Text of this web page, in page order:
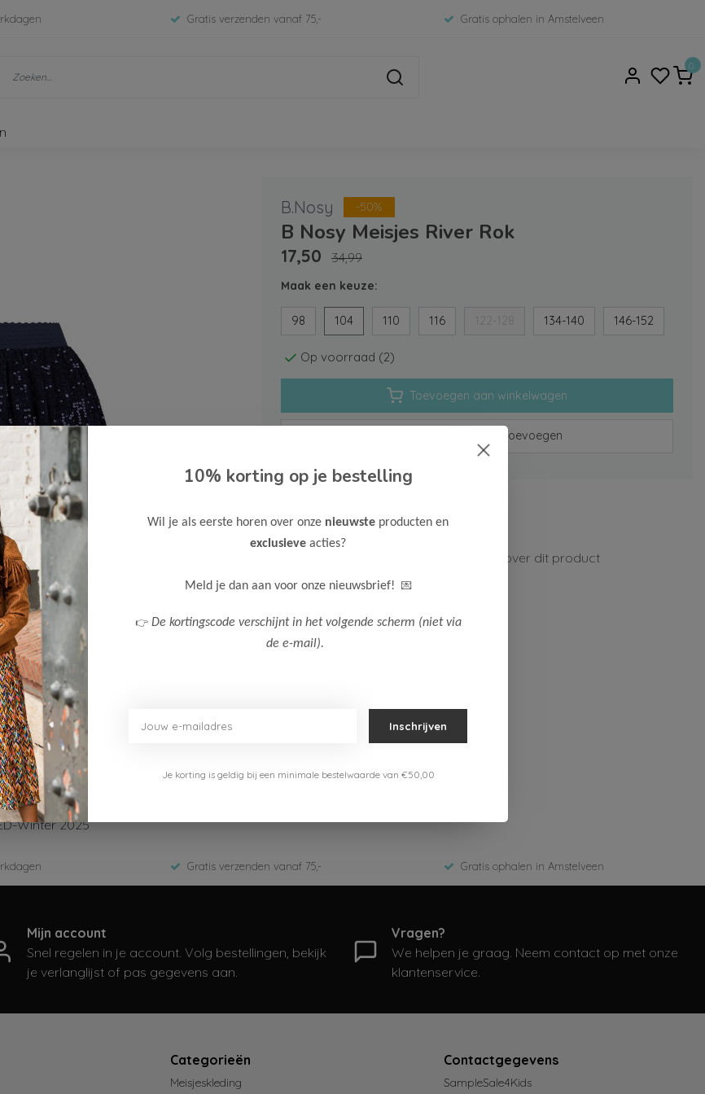
Gratis verzenden vanaf 75,- Gratis ophalen in Amstelveen
0
B.Nosy -50%
B Nosy Meisjes River Rok
17,50 34,99
Maak een keuze:
98 104 110 116 134-140 146-152
Op voorraad (2)
Toevoegen aan winkelwagen
Aan verlanglijst toevoegen
Verzenden 1-3 werkdagen
Neem contact op over dit product
5730-190-Navy
Winter 2025
Gratis verzenden vanaf 75,- Gratis ophalen in Amstelveen
Mijn account
Snel regelen in je account. Volg bestellingen, bekijk
je verlanglijst of pas gegevens aan.
Vragen?
We helpen je graag. Neem contact op met onze
klantenservice.
Categorieën
Meisjeskleding
Contactgegevens
SampleSale4Kids
10% korting op je bestelling
Wil je als eerste horen over onze nieuwste producten en
exclusieve acties?
Meld je dan aan voor onze nieuwsbrief! 💌
👉 De kortingscode verschijnt in het volgende scherm (niet via
de e-mail).
Inschrijven
Je korting is geldig bij een minimale bestelwaarde van €50,00